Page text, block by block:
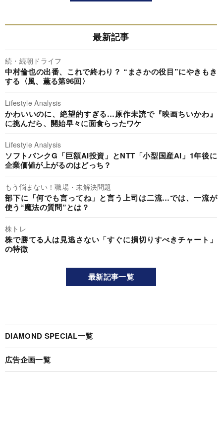
最新記事
続・続朝ドライフ
中村倫也の出番、これで終わり？ “まさかの役目”にやきもき
する〈風、薫る第96回〉
Lifestyle Analysis
かわいいのに、絶望的すぎる…原作未読で『映画ちいかわ』
に挑んだら、開始早々に面食らったワケ
Lifestyle Analysis
ソフトバンクG「巨額AI投資」とNTT「小型国産AI」1年後に
企業価値が上がるのはどっち？
もう悩まない！職場・未解決問題
部下に「何でも言ってね」と言う上司は二流…では、一流が
使う“魔法の質問”とは？
株トレ
株で勝てる人は見逃さない「すぐに損切りすべきチャート」
の特徴
最新記事一覧
DIAMOND SPECIAL一覧
広告企画一覧